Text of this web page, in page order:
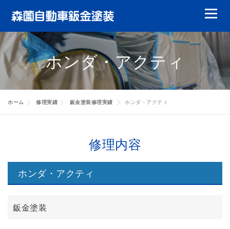
テ
ン
ツ
へ
ス
キ
メニュ
鈑金塗装 ガラスリペア ガラス交換
ヘッドライトリペア やまもりレンタカー
特選中古車 修理実績
修理実績
会員について
会社案内
ホンダ・アクティ
ホーム 修理実績 鈑金塗装修理実績 ホンダ・アクティ
修理内容
ホンダ・アクティ
鈑金塗装